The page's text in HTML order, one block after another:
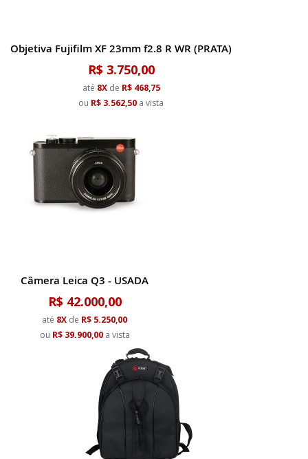
Objetiva Fujifilm XF 23mm f2.8 R WR (PRATA)
R$ 3.750,00
até 8Xde R$ 468,75
ou R$ 3.562,50 a vista
Câmera Leica Q3 - USADA
R$ 42.000,00
até 8X de R$ 5.250,00
ou R$ 39.900,00a vista